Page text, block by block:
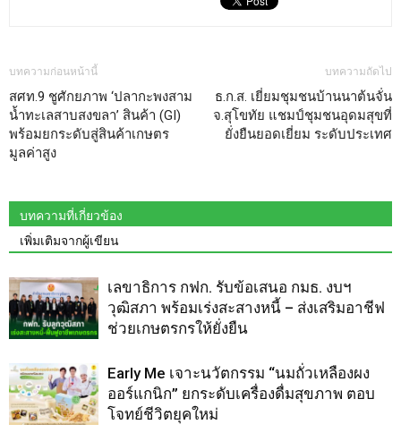
บทความก่อนหน้านี้
สศท.9 ชูศักยภาพ ‘ปลากะพงสาม
น้ำทะเลสาบสงขลา’ สินค้า (GI)
พร้อมยกระดับสู่สินค้าเกษตร
มูลค่าสูง
บทความถัดไป
ธ.ก.ส. เยี่ยมชุมชนบ้านนาต้นจั่น
จ.สุโขทัย แชมป์ชุมชนอุดมสุขที่
ยั่งยืนยอดเยี่ยม ระดับประเทศ
บทความที่เกี่ยวข้อง
เพิ่มเติมจากผู้เขียน
เลขาธิการ กฟก. รับข้อเสนอ กมธ. งบฯ
วุฒิสภา พร้อมเร่งสะสางหนี้ – ส่งเสริมอาชีฟ
ช่วยเกษตรกรให้ยั่งยืน
Early Me เจาะนวัตกรรม “นมถั่วเหลืองผง
ออร์แกนิก” ยกระดับเครื่องดื่มสุขภาพ ตอบ
โจทย์ชีวิตยุคใหม่